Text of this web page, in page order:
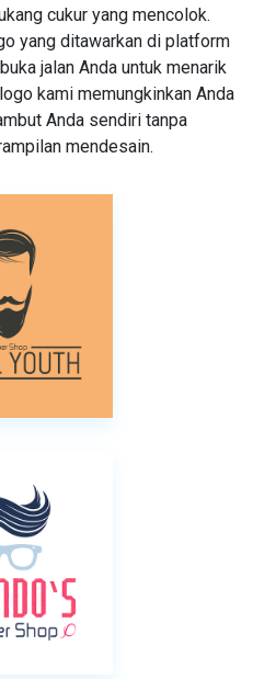
cukur yang mencolok.
yang ditawarkan di platform
jalan Anda untuk menarik
kami memungkinkan Anda
Anda sendiri tanpa
mendesain.